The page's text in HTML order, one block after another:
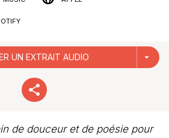
UN EXTRAIT AUDIO arrow_drop_down
de douceur et de poésie pour